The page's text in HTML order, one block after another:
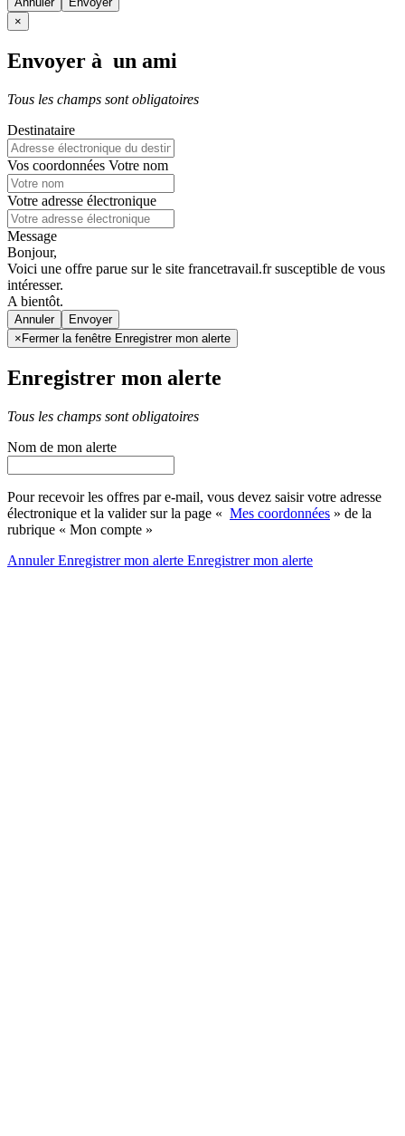
×
Envoyer à un ami
Tous les champs sont obligatoires
Destinataire
Vos coordonnées Votre nom
Votre adresse électronique
Message
Bonjour,
Voici une offre parue sur le site francetravail.fr susceptible de vous
intéresser.
A bientôt.
Annuler
×Fermer la fenêtre Enregistrer mon alerte
Enregistrer mon alerte
Tous les champs sont obligatoires
Nom de mon alerte
Pour recevoir les offres par e-mail, vous devez saisir votre adresse
électronique et la valider sur la page « Mes coordonnées » de la
rubrique « Mon compte »
AnnulerEnregistrer mon alerte Enregistrermon alerte